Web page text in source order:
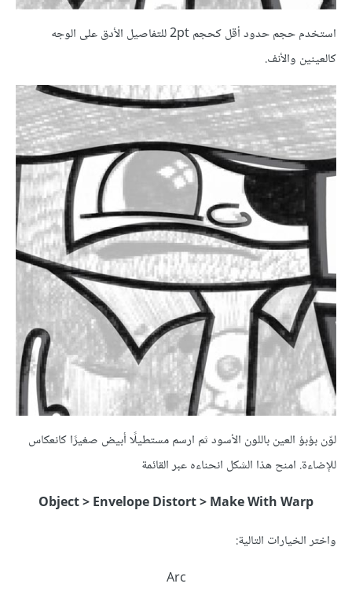
استخدم حجم حدود أقل كحجم 2pt للتفاصيل الأدق على الوجه
كالعينين والأنف.
لوّن بؤبؤ العين باللون الأسود ثم ارسم مستطيلًا أبيض صغيرًا كانعكاس
للإضاءة. امنح هذا الشكل انحناءه عبر القائمة
Object > Envelope Distort > Make With Warp
واختر الخيارات التالية:
Arc